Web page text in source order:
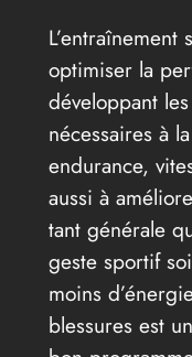
optimiser la
développant
nécessaires à
endurance,
aussi à
tant générale
geste sportif
moins
blessures est